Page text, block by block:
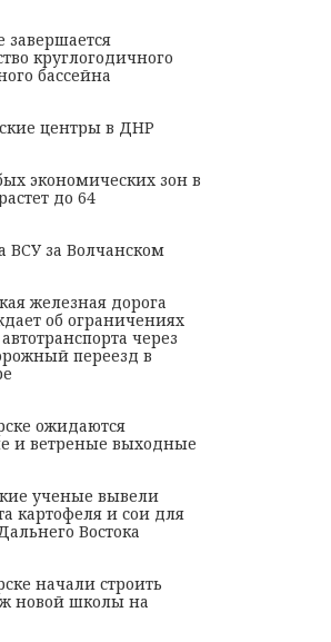
завершается
круглогодичного
бассейна
центры в ДНР
экономических зон в
до 64
ВСУ за Волчанском
железная дорога
об ограничениях
через
переезд в
ожидаются
и ветреные выходные
ученые вывели
картофеля и сои для
Востока
начали строить
новой школы на